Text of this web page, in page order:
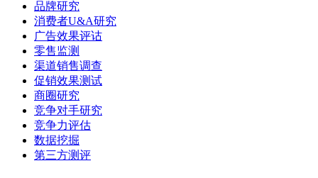
品牌研究
消费者U&A研究
广告效果评诂
零售监测
渠道销售调查
促销效果测试
商圈研究
竞争对手研究
竞争力评估
数据挖掘
第三方测评